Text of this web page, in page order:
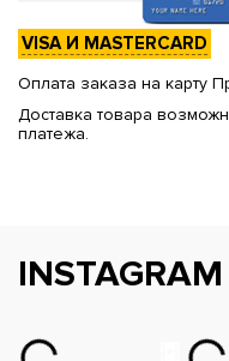
VISA И MASTERCARD
Оплата заказа на карту
Доставка товара
платежа.
INSTAGRAM